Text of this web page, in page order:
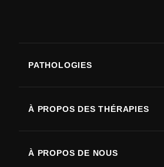
PATHOLOGIES
Maladie de Parkinson
À PROPOS DES THÉRAPIES
À PROPOS DE NOUS